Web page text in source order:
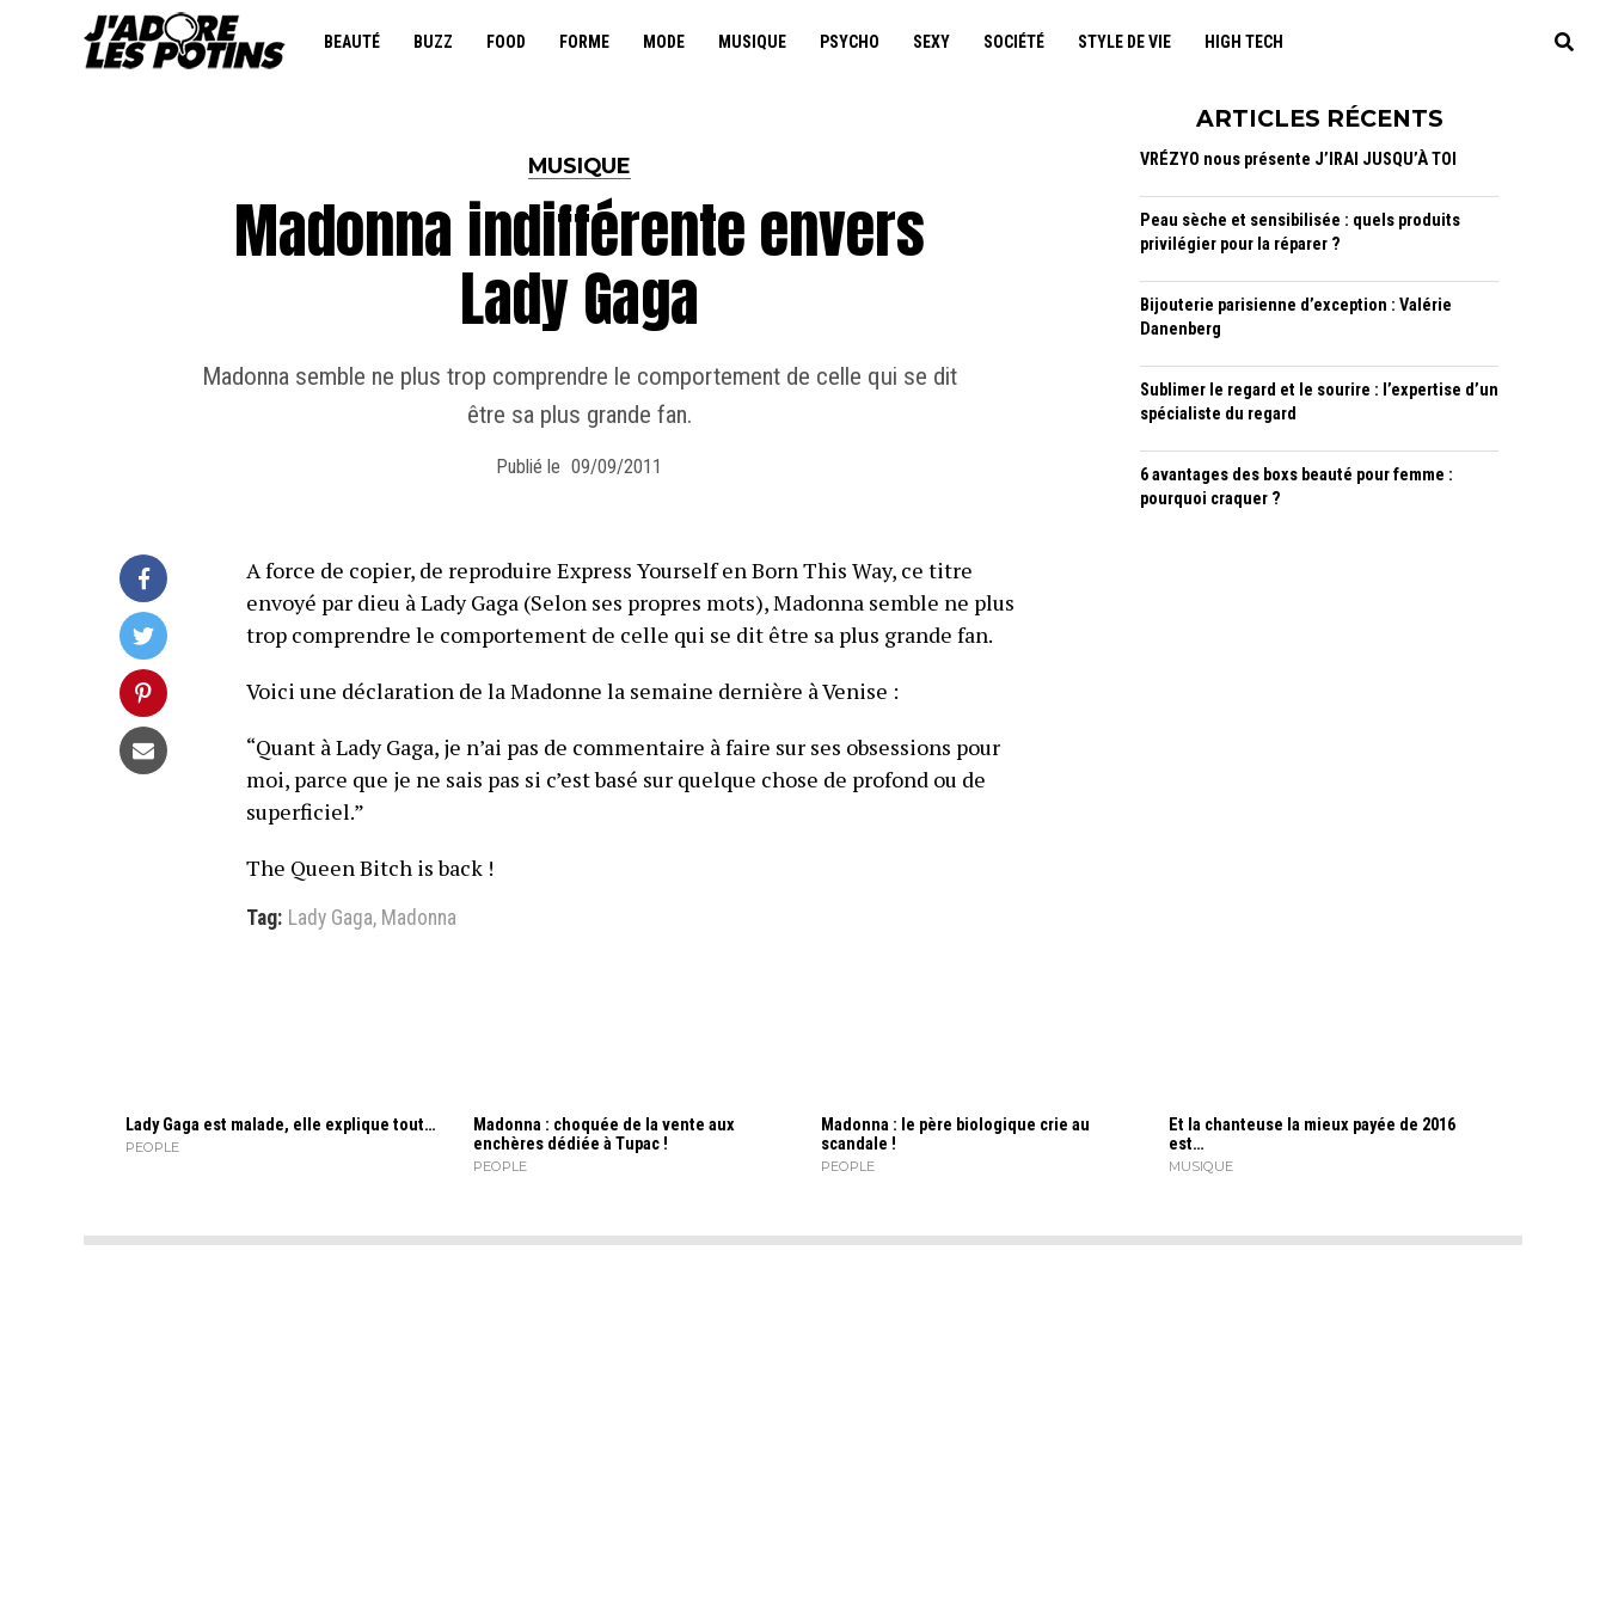
BEAUTÉ BUZZ FOOD FORME MODE MUSIQUE PSYCHO SEXY SOCIÉTÉ STYLE DE VIE HIGH TECH
MUSIQUE
Madonna indifférente envers
Lady Gaga
Madonna semble ne plus trop comprendre le comportement de celle qui se dit
être sa plus grande fan.
Publié le 09/09/2011
A force de copier, de reproduire Express Yourself en Born This Way, ce titre
envoyé par dieu à Lady Gaga (Selon ses propres mots), Madonna semble ne plus
trop comprendre le comportement de celle qui se dit être sa plus grande fan.
Voici une déclaration de la Madonne la semaine dernière à Venise :
“Quant à Lady Gaga, je n’ai pas de commentaire à faire sur ses obsessions pour
moi, parce que je ne sais pas si c’est basé sur quelque chose de profond ou de
superficiel.”
The Queen Bitch is back !
Tag: Lady Gaga, Madonna
ARTICLES RÉCENTS
VRÉZYO nous présente J’IRAI JUSQU’À TOI
Peau sèche et sensibilisée : quels produits
privilégier pour la réparer ?
Bijouterie parisienne d’exception : Valérie
Danenberg
Sublimer le regard et le sourire : l’expertise d’un
spécialiste du regard
6 avantages des boxs beauté pour femme :
pourquoi craquer ?
Lady Gaga est malade, elle explique tout…
PEOPLE
Madonna : choquée de la vente aux
enchères dédiée à Tupac !
PEOPLE
Madonna : le père biologique crie au
scandale !
PEOPLE
Et la chanteuse la mieux payée de 2016
est…
MUSIQUE